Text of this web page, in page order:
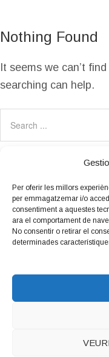
Per oferir les millors
per emmagatzemar i/o
consentiment a aquestes
ara el comportament de
No consentir o retirar el
determinades
Nothing Found
It seems we can’t
searching can help.
Amb el suport
de:
Copyright © 2026